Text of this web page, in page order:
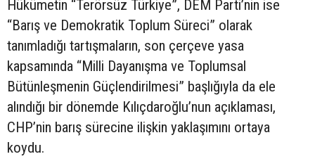
Hükümetin “Terörsüz Türkiye”, DEM Parti’nin ise
“Barış ve Demokratik Toplum Süreci” olarak
tanımladığı tartışmaların, son çerçeve yasa
kapsamında “Milli Dayanışma ve Toplumsal
Bütünleşmenin Güçlendirilmesi” başlığıyla da ele
alındığı bir dönemde Kılıçdaroğlu’nun açıklaması,
CHP’nin barış sürecine ilişkin yaklaşımını ortaya
koydu.